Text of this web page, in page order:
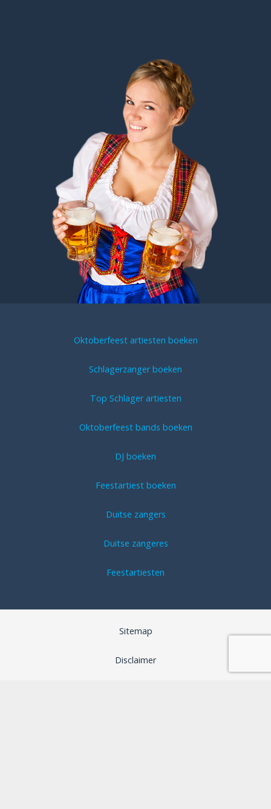
Oktoberfeest artiesten boeken
Schlagerzanger boeken
Top Schlager artiesten
Oktoberfeest bands boeken
DJ boeken
Feestartiest boeken
Duitse zangers
Duitse zangeres
Feestartiesten
Sitemap
Disclaimer